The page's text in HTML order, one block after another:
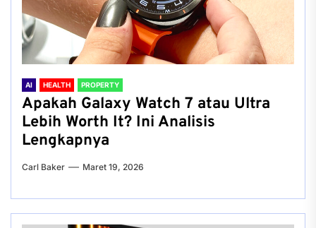
AI HEALTH PROPERTY
Apakah Galaxy Watch 7 atau Ultra
Lebih Worth It? Ini Analisis
Lengkapnya
Carl Baker Maret 19, 2026